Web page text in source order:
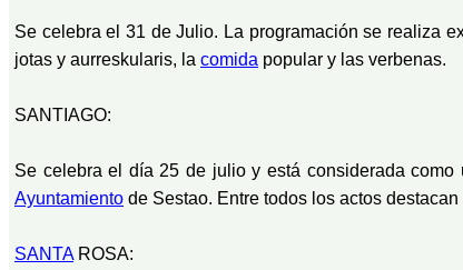
Se celebra el 31 de Julio. La programación se realiza
jotas y aurreskularis, la comida popular y las verbenas.
SANTIAGO:
Se celebra el día 25 de julio y está considerada
Ayuntamiento de Sestao. Entre todos los actos
SANTAROSA: